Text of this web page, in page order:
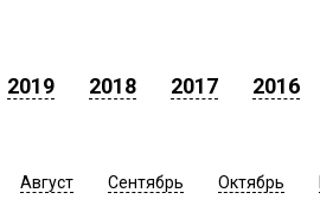
2019 2018 2017 2016
Август Сентябрь Октябрь